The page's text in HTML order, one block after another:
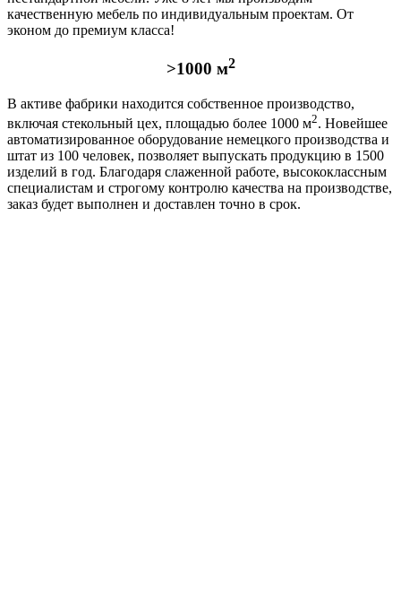
качественную мебель по индивидуальным проектам. От
эконом до премиум класса!
>1000 м2
В активе фабрики находится собственное производство,
включая стекольный цех, площадью более 1000 м2. Новейшее
автоматизированное оборудование немецкого производства и
штат из 100 человек, позволяет выпускать продукцию в 1500
изделий в год. Благодаря слаженной работе, высококлассным
специалистам и строгому контролю качества на производстве,
заказ будет выполнен и доставлен точно в срок.